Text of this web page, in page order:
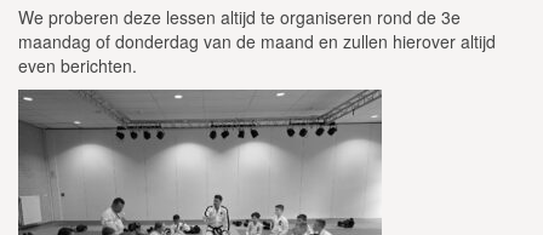
We proberen deze lessen altijd te organiseren rond de 3e
maandag of donderdag van de maand en zullen hierover altijd
even berichten.